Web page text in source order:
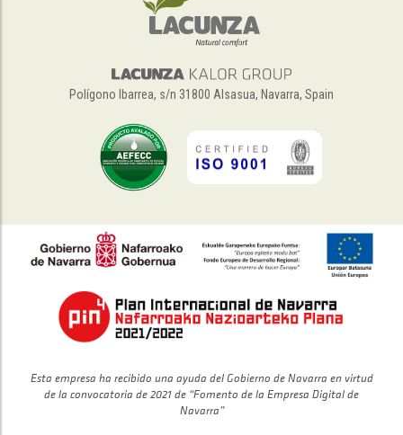
Polígono Ibarrea, s/n 31800 Alsasua, Navarra, Spain
Esta empresa ha recibido una ayuda del Gobierno de Navarra en virtud
de la convocatoria de 2021 de “Fomento de la Empresa Digital de
Navarra”